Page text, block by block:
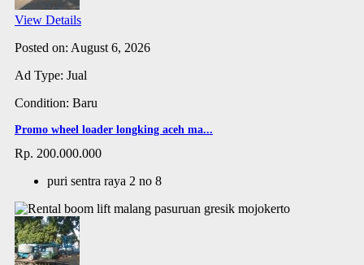
View Details
Posted on: August 6, 2026
Ad Type: Jual
Condition: Baru
Promo wheel loader longking aceh ma...
Rp. 200.000.000
puri sentra raya 2 no 8